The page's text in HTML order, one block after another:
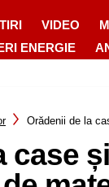
VIDEO
ENERGIE
Orădenii de la
case